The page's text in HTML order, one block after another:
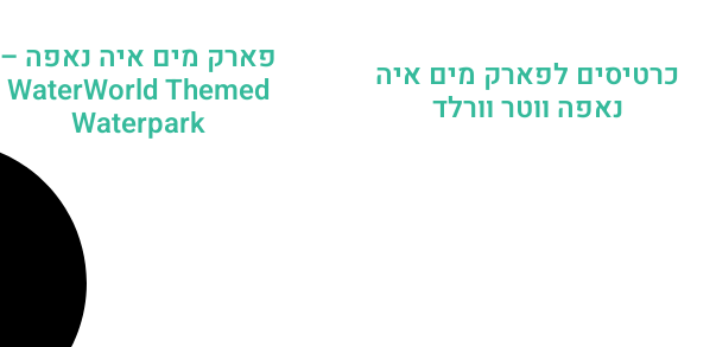
כרטיסים לפארק מים איה
נאפה ווטר וורלד
פארק מים איה נאפה –
‪‪WaterWorld Themed
Waterpark‬‬